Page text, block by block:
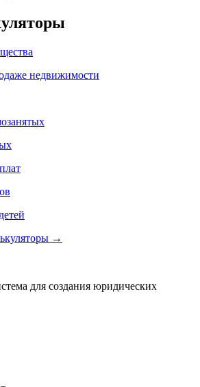
недвижимости
→
для создания юридических